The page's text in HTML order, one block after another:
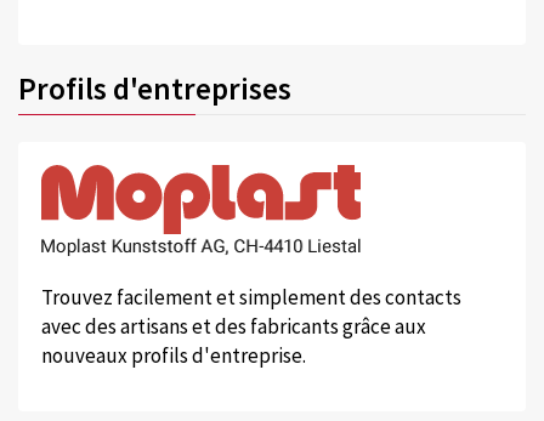
Profils d'entreprises
Trouvez facilement et simplement des contacts
avec des artisans et des fabricants grâce aux
nouveaux profils d'entreprise.